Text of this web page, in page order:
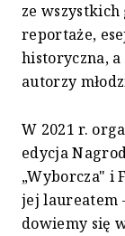
ze
reportaże,
historyczna,
autorzy
W 2021 r.
edycja
„Wyborcza" i
jej laureatem
dowiemy się